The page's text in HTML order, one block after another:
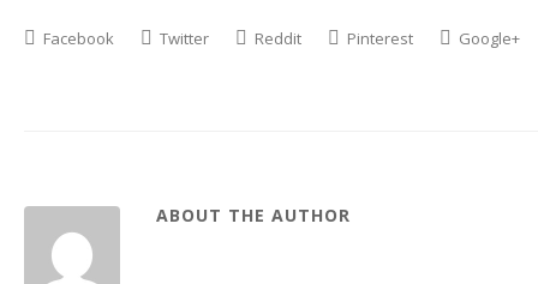
Facebook Twitter Reddit Pinterest Google+
ABOUT THE AUTHOR